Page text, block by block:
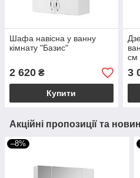
Шафа навісна у ванну
кімнату "Базис"
2 620 ₴
Купити
см
3
Акційні пропозиції та
–8%